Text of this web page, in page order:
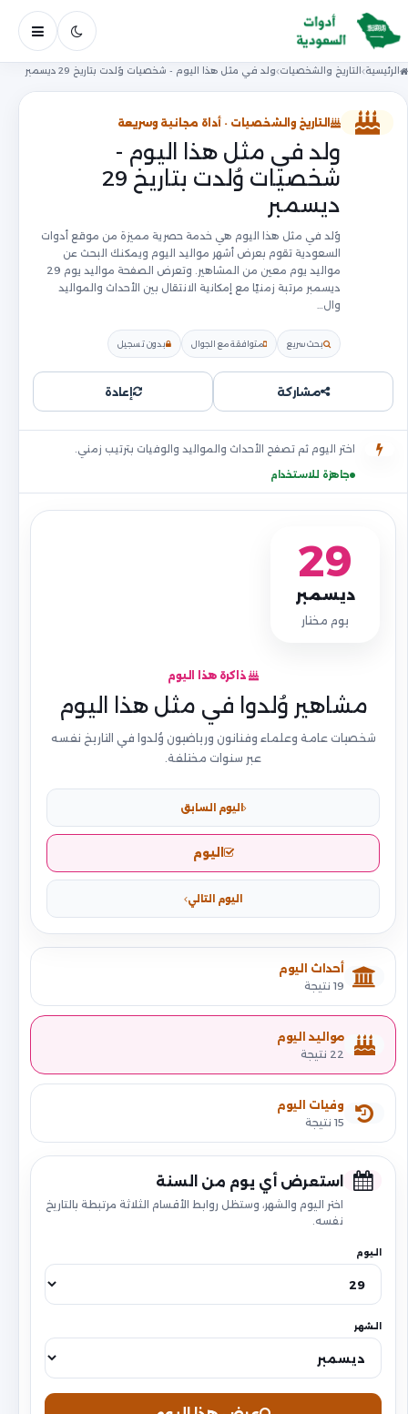
فتح
الرئيسية التاريخ والشخصيات ولد في مثل هذا اليوم - شخصيات وُلدت بتاريخ 29 ديسمبر
التاريخ والشخصيات · أداة مجانية وسريعة
ولد في مثل هذا اليوم -
شخصيات وُلدت بتاريخ 29
ديسمبر
وُلد في مثل هذا اليوم هي خدمة حصرية مميزة من موقع أدوات
السعودية تقوم بعرض أشهر مواليد اليوم ويمكنك البحث عن
مواليد يوم معين من المشاهير. وتعرض الصفحة مواليد يوم 29
ديسمبر مرتبة زمنيًا مع إمكانية الانتقال بين الأحداث والمواليد
وال…
بحث سريع متوافقة مع الجوال بدون تسجيل
مشاركة إعادة
اختر اليوم ثم تصفح الأحداث والمواليد والوفيات بترتيب زمني.
جاهزة للاستخدام
29
ديسمبر
يوم مختار
ذاكرة هذا اليوم
مشاهير وُلدوا في مثل هذا اليوم
شخصيات عامة وعلماء وفنانون ورياضيون وُلدوا في التاريخ نفسه
عبر سنوات مختلفة.
اليوم السابق
اليوم
اليوم التالي
أحداث اليوم
19 نتيجة
مواليد اليوم
22 نتيجة
وفيات اليوم
15 نتيجة
استعرض أي يوم من السنة
اختر اليوم والشهر، وستظل روابط الأقسام الثلاثة مرتبطة بالتاريخ
نفسه.
اليوم
الشهر